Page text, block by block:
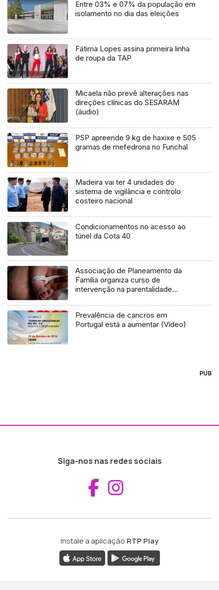
Entre 03% e 07% da população em
isolamento no dia das eleições
Fátima Lopes assina primeira linha
de roupa da TAP
Micaela não prevê alterações nas
direções clínicas do SESARAM
(áudio)
PSP apreende 9 kg de haxixe e 505
gramas de mefedrona no Funchal
Madeira vai ter 4 unidades do
sistema de vigilância e controlo
costeiro nacional
Condicionamentos no acesso ao
túnel da Cota 40
Associação de Planeamento da
Família organiza curso de
intervenção na parentalidade
Prevalência de cancros em
Portugal está a aumentar (Vídeo)
PUB
Siga-nos nas redes sociais
Aceder ao
Instale a aplicação RTP Play